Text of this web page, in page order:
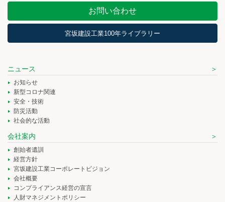
お問い合わせ
宮坂建設工業100年ライブラリー
ニュース
お知らせ
新型コロナ関連
安全・技術
防災活動
社会的な活動
会社案内
創始者遺訓
経営方針
宮坂建設工業コーポレートビジョン
会社概要
コンプライアンス経営の宣言
人財マネジメントポリシー